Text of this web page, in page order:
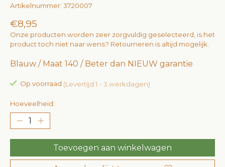
Artikelnummer: 3720007
€8,95
Onze producten worden zeer zorgvuldig geselecteerd, is het
product toch niet naar wens? Retourneren is altijd mogelijk.
Blauw / Maat 140 / Beter dan NIEUW garantie
Op voorraad (Levertijd:1 - 3 werkdagen)
Hoeveelheid:
Toevoegen aan winkelwagen